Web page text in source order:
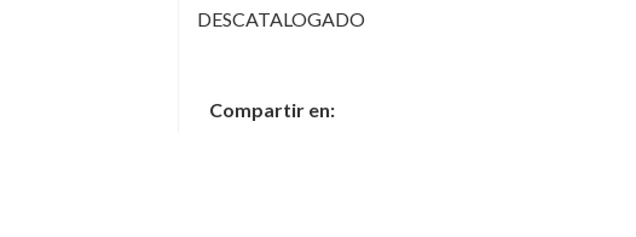
DESCATALOGADO
Compartir en: